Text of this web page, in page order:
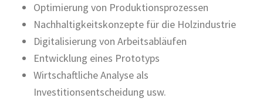
Optimierung von Produktionsprozessen
Nachhaltigkeitskonzepte für die Holzindustrie
Digitalisierung von Arbeitsabläufen
Entwicklung eines Prototyps
Wirtschaftliche Analyse als
Investitionsentscheidung usw.